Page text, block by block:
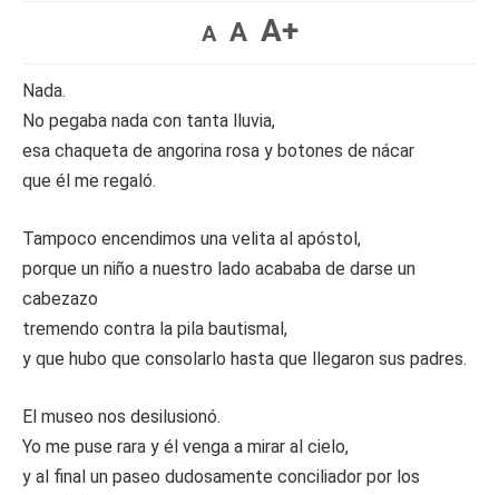
A A A+
Nada.
No pegaba nada con tanta lluvia,
esa chaqueta de angorina rosa y botones de nácar
que él me regaló.
Tampoco encendimos una velita al apóstol,
porque un niño a nuestro lado acababa de darse un
cabezazo
tremendo contra la pila bautismal,
y que hubo que consolarlo hasta que llegaron sus padres.
El museo nos desilusionó.
Yo me puse rara y él venga a mirar al cielo,
y al final un paseo dudosamente conciliador por los